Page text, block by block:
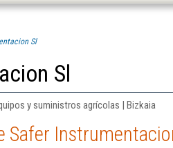
Sl
Sl
y suministros agrícolas | Bizkaia
Safer